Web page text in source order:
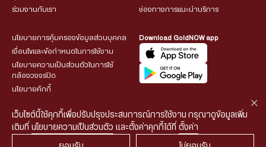
ร่วมงานกับเรา
ช่องทางการแนะนำบริการ
นโยบายการคุ้มครองข้อมูลส่วนบุคคล
เงื่อนไขและข้อกำหนดในการใช้งาน
นโยบายความเป็นส่วนตัวในการใช้
กล้องวงจรปิด
นโยบายคุ้กกี้
Download GoldNOW app
เว็บไซต์นี้ใช้คุกกี้เพื่อปรับปรุงประสบการณ์การใช้งาน กรุณาดูข้อมูลเพิ่ม
เติมที่ นโยบายความเป็นส่วนตัว และตั้งค่าคุกกี้ได้ที่ ตั้งค่า